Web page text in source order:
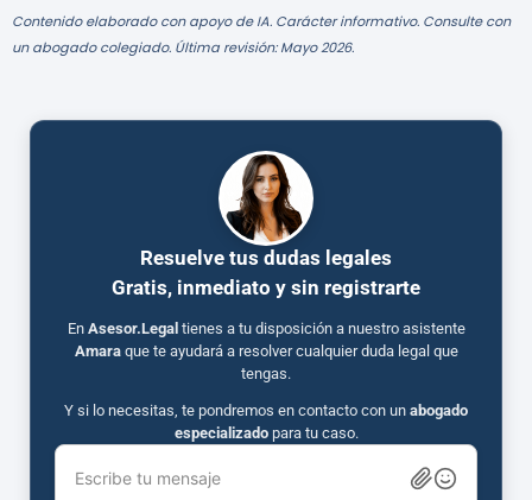
Contenido elaborado con apoyo de IA. Carácter informativo. Consulte con
un abogado colegiado. Última revisión: Mayo 2026.
Resuelve tus dudas legales
Gratis, inmediato y sin registrarte
En Asesor.Legal tienes a tu disposición a nuestro asistente
Amaraque te ayudará a resolver cualquier duda legal que
tengas.
Y si lo necesitas, te pondremos en contacto con un abogado
especializadopara tu caso.
Escribe tu mensaje